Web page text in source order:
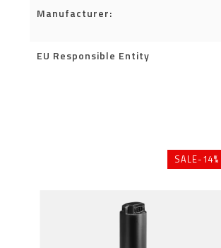
Manufacturer:
EU Responsible Entity
SALE-14%